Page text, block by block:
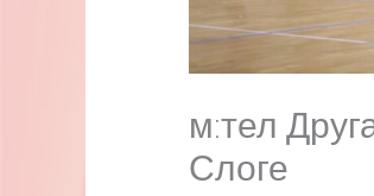
м:тел
Слоге